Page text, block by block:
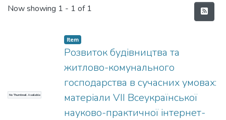
Recent Submissions
Now showing 1 - 1 of 1
No Thumbnail Available
Item
Розвиток будівництва та
житлово-комунального
господарства в сучасних умовах:
матеріали VII Всеукраїнської
науково-практичної інтернет-